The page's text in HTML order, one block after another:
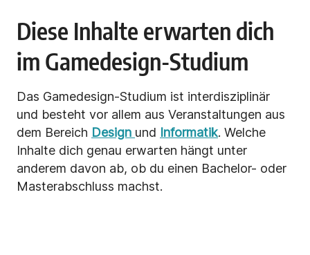
Diese Inhalte erwarten dich
im Gamedesign-Studium
Das Gamedesign-Studium ist interdisziplinär
und besteht vor allem aus Veranstaltungen aus
dem Bereich Design und Informatik. Welche
Inhalte dich genau erwarten hängt unter
anderem davon ab, ob du einen Bachelor- oder
Masterabschluss machst.